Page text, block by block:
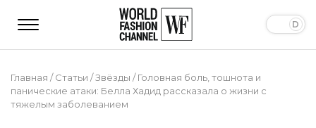
Главная /Статьи /Звёзды /Головная боль, тошнота и
панические атаки: Белла Хадид рассказала о жизни с
тяжелым заболеванием